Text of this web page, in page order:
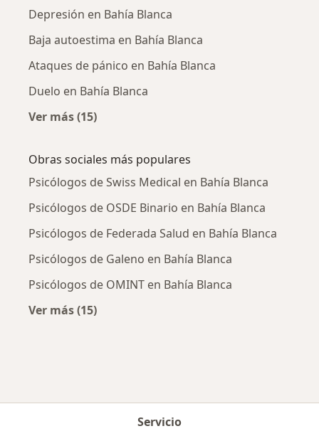
Depresión en Bahía Blanca
Baja autoestima en Bahía Blanca
Ataques de pánico en Bahía Blanca
Duelo en Bahía Blanca
Ver más (15)
Obras sociales más populares
Psicólogos de Swiss Medical en Bahía Blanca
Psicólogos de OSDE Binario en Bahía Blanca
Psicólogos de Federada Salud en Bahía Blanca
Psicólogos de Galeno en Bahía Blanca
Psicólogos de OMINT en Bahía Blanca
Ver más (15)
Servicio